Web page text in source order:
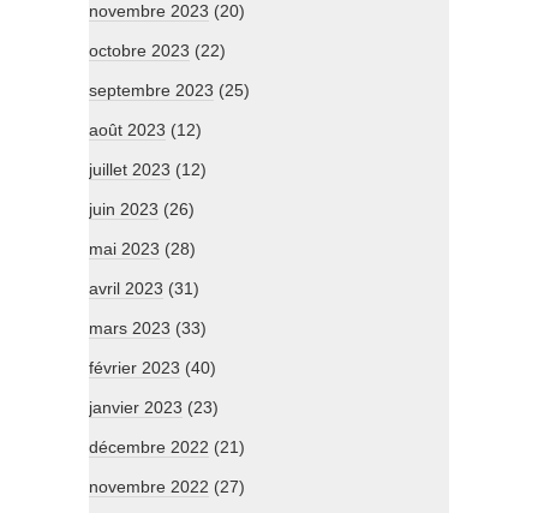
novembre 2023 (20)
octobre 2023 (22)
septembre 2023 (25)
août 2023 (12)
juillet 2023 (12)
juin 2023 (26)
mai 2023 (28)
avril 2023 (31)
mars 2023 (33)
février 2023 (40)
janvier 2023 (23)
décembre 2022 (21)
novembre 2022 (27)